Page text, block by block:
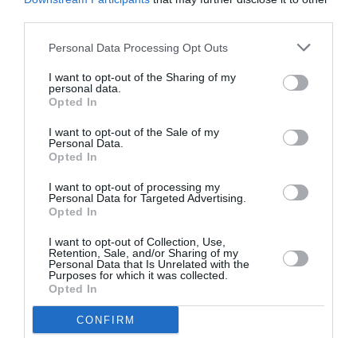
Personal Data Processing Opt Outs
I want to opt-out of the Sharing of my
personal data.
Opted In
I want to opt-out of the Sale of my
Personal Data.
Opted In
I want to opt-out of processing my
Personal Data for Targeted Advertising.
Opted In
I want to opt-out of Collection, Use,
Retention, Sale, and/or Sharing of my
Personal Data that Is Unrelated with the
Purposes for which it was collected.
Opted In
CONFIRM
Κυριάκος Μητσοτάκης: Μέχρι την
Τσακώνα… κάποια στιγμή
Υποσχέσεις σε επανάληψη για τη νότια επέκταση
του αυτοκινητοδρόμου Νέες υποσχέσεις, χωρίς
χρονοδιάγραμμα, χωρίς δεσμεύσεις και χωρίς
χρηματοδοτικό...